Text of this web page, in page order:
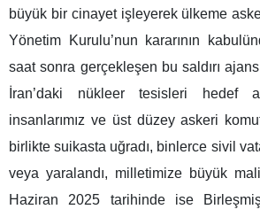
büyük bir cinayet işleyerek ülkeme
Yönetim Kurulu’nun kararının
saat sonra gerçekleşen bu saldırı
İran’daki nükleer tesisleri hedef
insanlarımız ve üst düzey askeri
birlikte suikasta uğradı, binlerce sivil
veya yaralandı, milletimize büyük
Haziran 2025 tarihinde ise